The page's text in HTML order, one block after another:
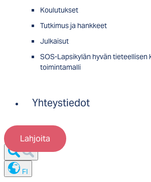
Koulutukset
Tutkimus ja hankkeet
Julkaisut
SOS-Lapsikylän hyvän tieteellisen
toimintamalli
Yhteystiedot
Lahjoita
FI